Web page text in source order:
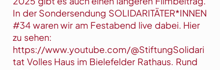
u
n
s
c
n
a
l
S
In der Sondersendung SOLIDARITÄTER*INNEN
#34 waren wir am Festabend live dabei. Hier
zu sehen:
https://www.youtube.com/@StiftungSolidari
tat Volles Haus im Bielefelder Rathaus. Rund